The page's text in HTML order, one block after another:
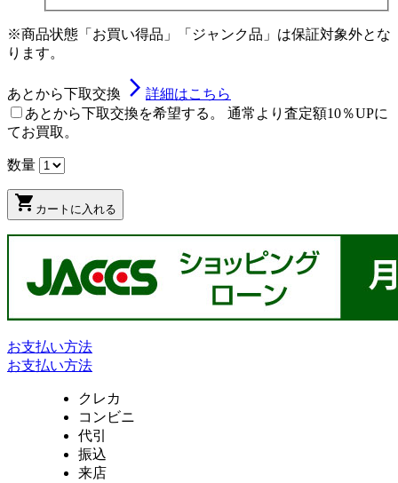
※商品状態「お買い得品」「ジャンク品」は保証対象外とな
ります。
あとから下取交換 arrow_forward_ios 詳細はこちら
あとから下取交換を希望する。 通常より査定額10％UPに
てお買取。
数量
shopping_cart カートに入れる
お支払い方法
お支払い方法
クレカ
コンビニ
代引
振込
来店